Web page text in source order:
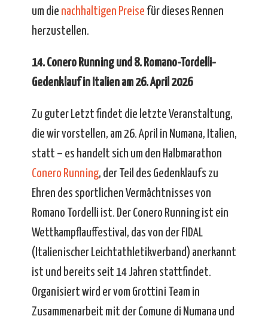
um die nachhaltigen Preise für dieses Rennen
herzustellen.
14. Conero Running und 8. Romano-Tordelli-
Gedenklauf in Italien am 26. April 2026
Zu guter Letzt findet die letzte Veranstaltung,
die wir vorstellen, am 26. April in Numana, Italien,
statt – es handelt sich um den Halbmarathon
Conero Running, der Teil des Gedenklaufs zu
Ehren des sportlichen Vermächtnisses von
Romano Tordelli ist. Der Conero Running ist ein
Wettkampflauffestival, das von der FIDAL
(Italienischer Leichtathletikverband) anerkannt
ist und bereits seit 14 Jahren stattfindet.
Organisiert wird er vom Grottini Team in
Zusammenarbeit mit der Comune di Numana und